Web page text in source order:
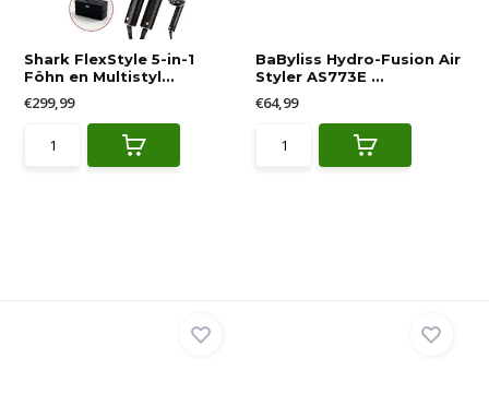
Shark FlexStyle 5-in-1
Föhn en Multistyl...
€299,99
BaByliss Hydro-Fusion Air
Styler AS773E ...
€64,99